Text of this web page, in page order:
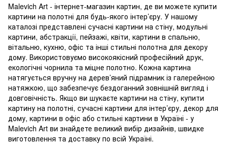
Malevich Art - інтернет-магазин картин, де ви можете купити
картини на полотні для будь-якого інтер’єру. У нашому
каталозі представлені сучасні картини на стіну, модульні
картини, абстракції, пейзажі, квіти, картини в спальню,
вітальню, кухню, офіс та інші стильні полотна для декору
дому. Використовуємо високоякісний професійний друк,
екологічні чорнила та міцне полотно. Кожна картина
натягується вручну на дерев’яний підрамник із галерейною
натяжкою, що забезпечує бездоганний зовнішній вигляд і
довговічність. Якщо ви шукаєте картини на стіну, купити
картину на полотні, сучасні картини для інтер’єру, декор для
дому, картини в офіс або стильні картини в Україні - у
Malevich Art ви знайдете великий вибір дизайнів, швидке
виготовлення та доставку по всій Україні.